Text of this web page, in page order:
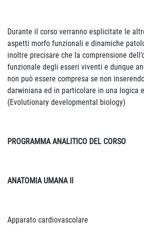
Durante il corso verranno esplicitate le
aspetti morfo funzionali e dinamiche
inoltre precisare che la comprensione
funzionale degli esseri viventi e dunque
non può essere compresa se non
darwiniana ed in particolare in una logica
(Evolutionary developmental biology)
PROGRAMMA ANALITICO DEL CORSO
ANATOMIA UMANA II
Apparato cardiovascolare